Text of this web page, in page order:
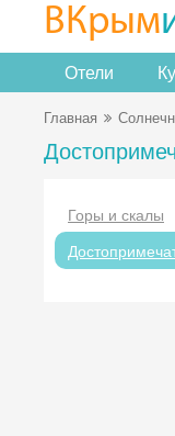
ВКрым
Отели
Главная
Горы и скалы